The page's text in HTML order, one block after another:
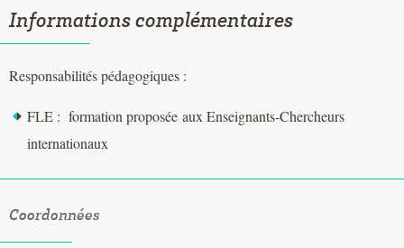
Informations complémentaires
Responsabilités pédagogiques :
FLE : formation proposée aux Enseignants-Chercheurs
internationaux
Coordonnées